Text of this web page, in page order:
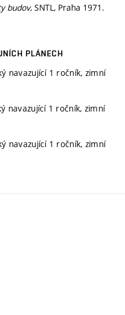
budov, SNTL, Praha 1971.
PLÁNECH
navazující 1 ročník, zimní
navazující 1 ročník, zimní
navazující 1 ročník, zimní